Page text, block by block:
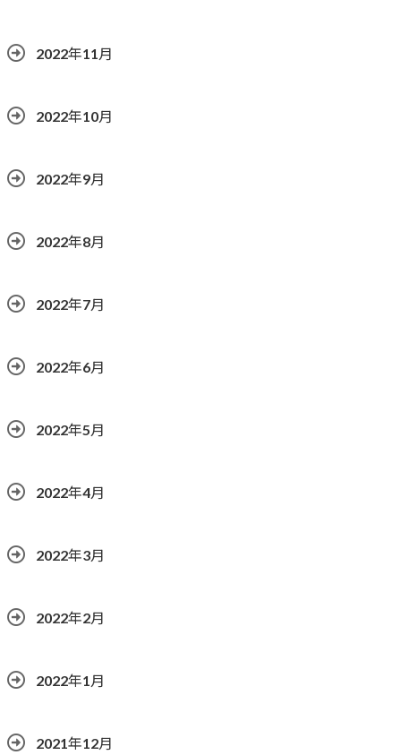
2022年11月
2022年10月
2022年9月
2022年8月
2022年7月
2022年6月
2022年5月
2022年4月
2022年3月
2022年2月
2022年1月
2021年12月